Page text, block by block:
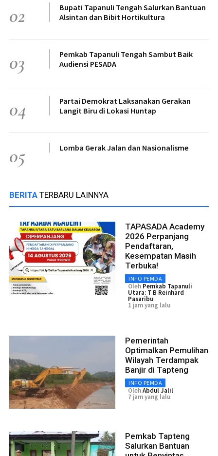
02
Bupati Tapanuli Tengah Salurkan Bantuan
Alsintan dan Bibit Hortikultura
03
Pemkab Tapanuli Tengah Sambut Baik
Audiensi PESADA
04
Partai Demokrat Laksanakan Gerakan
Langit Biru di Lokasi Huntap
05 Lomba Gerak Jalan dan Nasionalisme
BERITA TERBARU LAINNYA
TAPASADA Academy
2026 Perpanjang
Pendaftaran,
Kesempatan Masih
Terbuka!
INFO PEMDA
Oleh Pemkab Tapanuli
Utara: T B Reinhard
Pasaribu
1 jam yang lalu
Pemerintah
Optimalkan Pemulihan
Wilayah Terdampak
Banjir di Tapteng
INFO PEMDA
OlehAbdul Jalil
7 jam yang lalu
Pemkab Tapteng
Salurkan Bantuan